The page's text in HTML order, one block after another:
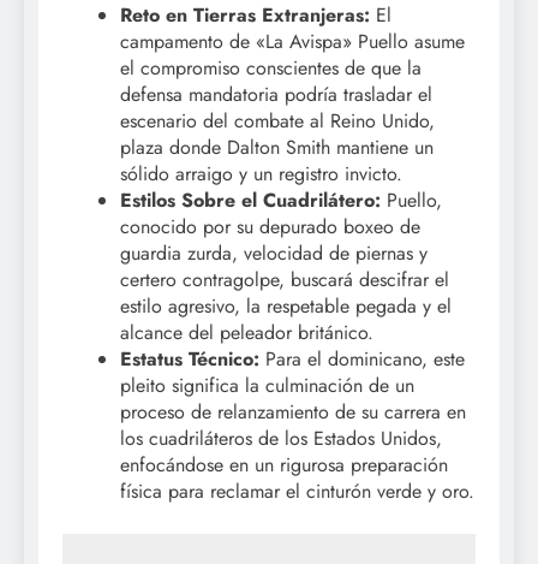
Reto en Tierras Extranjeras: El
campamento de «La Avispa» Puello asume
el compromiso conscientes de que la
defensa mandatoria podría trasladar el
escenario del combate al Reino Unido,
plaza donde Dalton Smith mantiene un
sólido arraigo y un registro invicto.
Estilos Sobre el Cuadrilátero: Puello,
conocido por su depurado boxeo de
guardia zurda, velocidad de piernas y
certero contragolpe, buscará descifrar el
estilo agresivo, la respetable pegada y el
alcance del peleador británico.
Estatus Técnico: Para el dominicano, este
pleito significa la culminación de un
proceso de relanzamiento de su carrera en
los cuadriláteros de los Estados Unidos,
enfocándose en un rigurosa preparación
física para reclamar el cinturón verde y oro.